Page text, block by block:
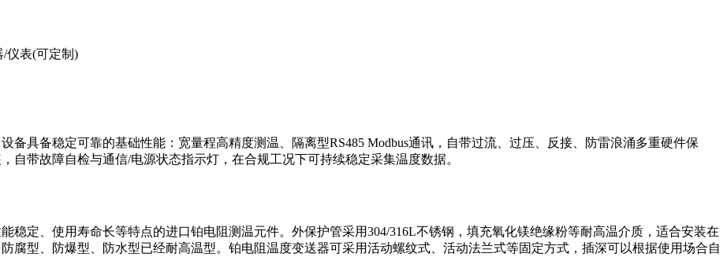
/仪表(可定制)
备具备稳定可靠的基础性能：宽量程高精度测温、隔离型RS485 Modbus通讯，自带过流、过压、反接、防雷浪涌多重硬件保
自带故障自检与通信/电源状态指示灯，在合规工况下可持续稳定采集温度数据。
稳定、使用寿命长等特点的进口铂电阻测温元件。外保护管采用304/316L不锈钢，填充氧化镁绝缘粉等耐高温介质，适合安装在
腐型、防爆型、防水型已经耐高温型。铂电阻温度变送器可采用活动螺纹式、活动法兰式等固定方式，插深可以根据使用场合自